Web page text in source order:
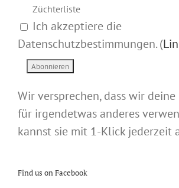
Züchterliste
Ich akzeptiere die
Datenschutzbestimmungen. (
Wir versprechen, dass wir
für irgendetwas anderes
kannst sie mit 1-Klick jederzeit
Find us on Facebook